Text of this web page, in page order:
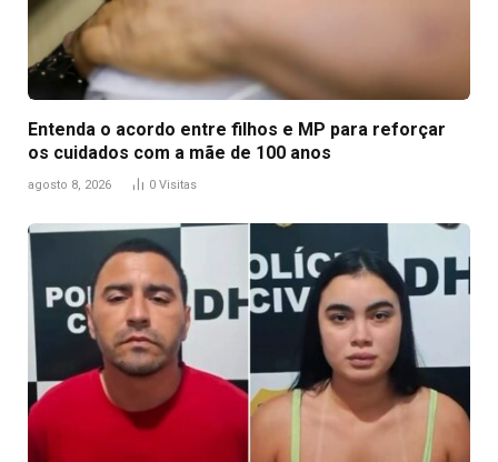
Entenda o acordo entre filhos e MP para reforçar
os cuidados com a mãe de 100 anos
agosto 8, 2026 0 Visitas